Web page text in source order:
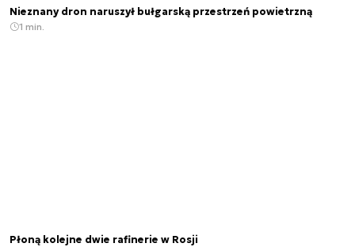
Nieznany dron naruszył bułgarską przestrzeń powietrzną
1 min.
Płoną kolejne dwie rafinerie w Rosji